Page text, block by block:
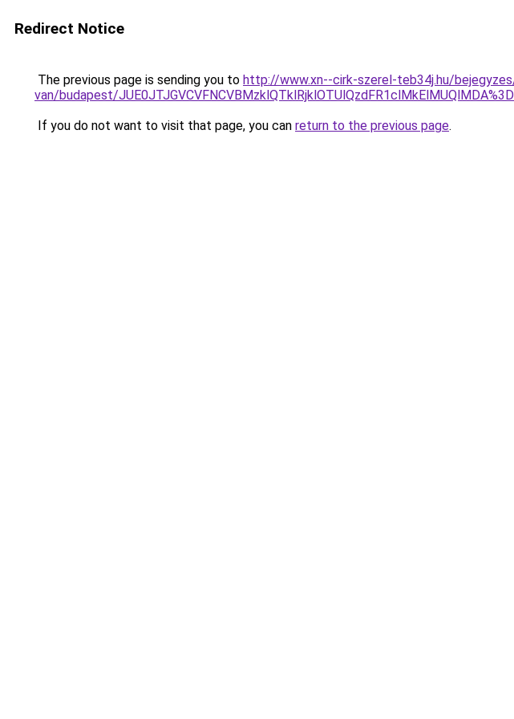
Redirect Notice
The previous page is sending you to http://www.xn--cirk-szerel-teb34j.hu/
van/budapest/
If you do not want to visit that page, you can return to the previous page.